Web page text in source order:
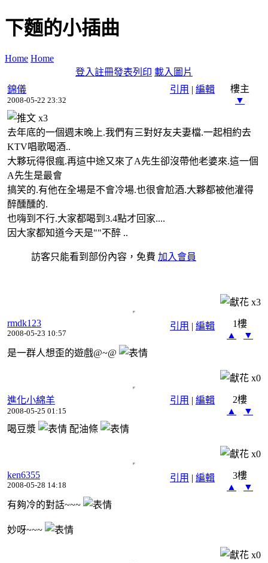
下麵的小插曲
Home Home
登入註冊發表列印 載入圖片
引用 | 編輯
錦儀
2008-05-22 23:32
樓主
▼
x3
去年底的一個週末晚上.我們有三對好友夫妻檔.一起相約去
KTV唱歌喝酒..
大夥玩得很瘋.再這中途又來了A先生卻沒帶他老婆來.這一個
A先生是最會
搞笑的.有他在全場是不會冷場.也很會尬酒.大夥都被他灌得
醉醺醺的.
也嗨到不行.大家都喝到3.4點才回家....
因大家都知道今天是""不醉 ..
訪客只能看到部份內容，免費 加入會員
x3
引用 | 編輯
rmdk123
2008-05-23 10:57
1樓
▲
▼
是一群人想歪的遊戲@~@
x0
引用 | 編輯
進化小綿羊
2008-05-25 01:15
2樓
▲
▼
喝豆漿
配油條
x0
引用 | 編輯
ken6355
2008-05-28 14:18
3樓
▲
▼
有夠冷的對話~~~
妙呀~~~
x0